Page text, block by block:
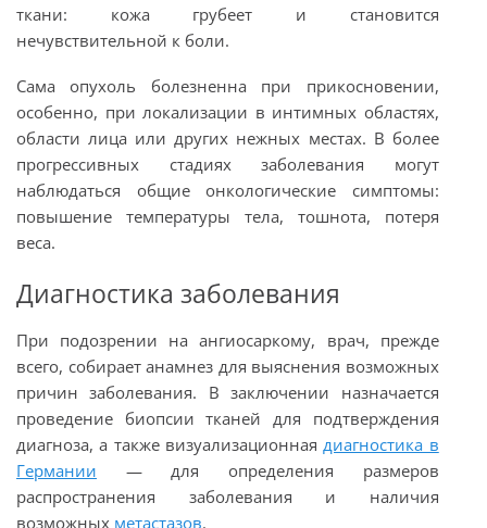
ткани: кожа грубеет и становится
нечувствительной к боли.
Сама опухоль болезненна при прикосновении,
особенно, при локализации в интимных областях,
области лица или других нежных местах. В более
прогрессивных стадиях заболевания могут
наблюдаться общие онкологические симптомы:
повышение температуры тела, тошнота, потеря
веса.
Диагностика заболевания
При подозрении на ангиосаркому, врач, прежде
всего, собирает анамнез для выяснения возможных
причин заболевания. В заключении назначается
проведение биопсии тканей для подтверждения
диагноза, а также визуализационная диагностика в
Германии
— для определения размеров
распространения заболевания и наличия
возможных метастазов.